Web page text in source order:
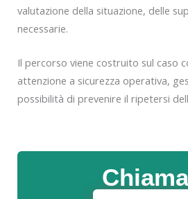
valutazione della situazione, delle
necessarie.
Il percorso viene costruito sul caso
attenzione a sicurezza operativa,
possibilità di prevenire il ripetersi